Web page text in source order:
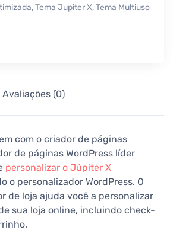
,Tema Jupiter X,Tema Multiuso
Avaliações (0)
com o criador de páginas
de páginas WordPress líder
personalizar o Júpiter X
o personalizador WordPress. O
de loja ajuda você a personalizar
sua loja online, incluindo check-